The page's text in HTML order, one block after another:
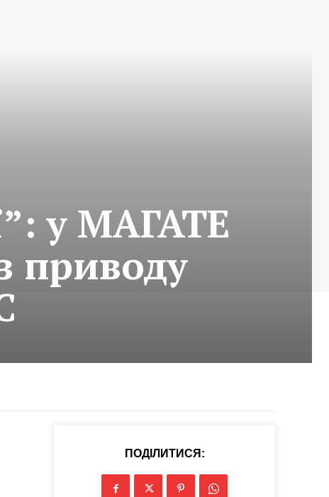
у МАГАТЕ
приводу
ПОДІЛИТИСЯ: